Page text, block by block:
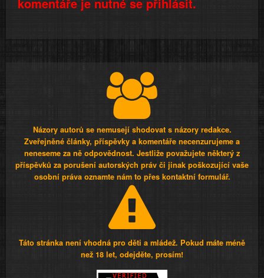
komentáře je nutné se přihlásit.
Názory autorů se nemusejí shodovat s názory redakce.
Zveřejněné články, příspěvky a komentáře necenzurujeme a
neneseme za ně odpovědnost. Jestliže považujete některý z
příspěvků za porušení autorských práv či jinak poškozující vaše
osobní práva oznamte nám to přes kontaktní formulář.
Táto stránka není vhodná pro děti a mládež. Pokud máte méně
než 18 let, odejděte, prosím!